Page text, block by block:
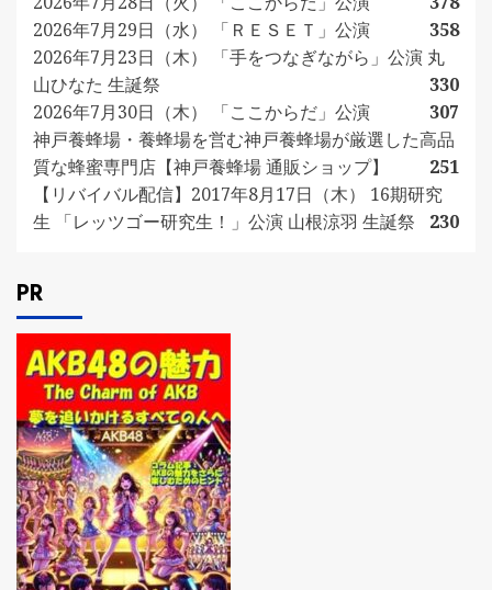
2026年7月29日（水） 「ＲＥＳＥＴ」公演
358
2026年7月23日（木） 「手をつなぎながら」公演 丸
山ひなた 生誕祭
330
2026年7月30日（木） 「ここからだ」公演
307
神戸養蜂場・養蜂場を営む神戸養蜂場が厳選した高品
質な蜂蜜専門店【神戸養蜂場 通販ショップ】
251
【リバイバル配信】2017年8月17日（木） 16期研究
生 「レッツゴー研究生！」公演 山根涼羽 生誕祭
230
PR